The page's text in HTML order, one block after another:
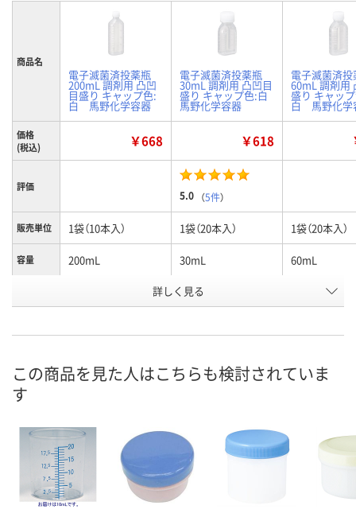
商品名
電子滅菌済投薬瓶
200mL 調剤用 凸凹
目盛り キャップ色:
白 馬野化学容器
電子滅菌済投薬瓶
30mL 調剤用 凸凹目
盛り キャップ色:白
馬野化学容器
電子滅菌済投
60mL 調剤用
盛り キャッ
白 馬野化学
価格
(税込)
￥668 ￥618
評価
5.0 （5件）
販売単位 1袋（10本入） 1袋（20本入） 1袋（20本入）
容量 200mL 30mL 60mL
498901
現在ご注文いただけ
現在ご注文いただけ
現在ご注文い
詳しく見る
この商品を見た人はこちらも検討されていま
す